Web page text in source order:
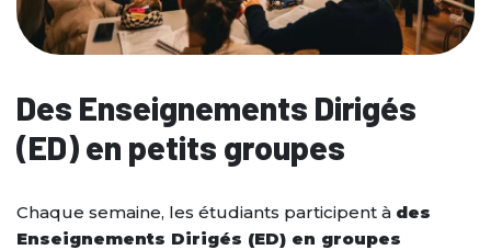
Des Enseignements Dirigés
(ED) en petits groupes
Chaque semaine, les étudiants participent à des
Enseignements Dirigés (ED) en groupes